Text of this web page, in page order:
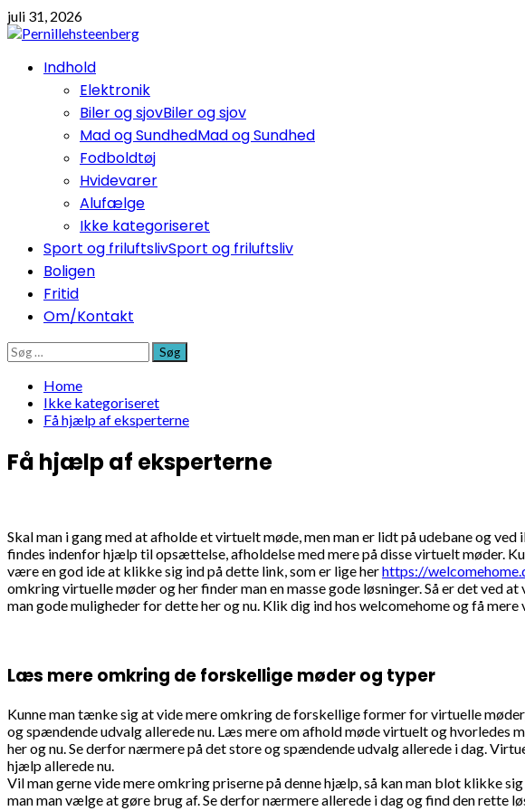
Skip
to
juli 31, 2026
PrimaryIndhold
Elektronik
Biler og sjovBiler og sjov
Mad og SundhedMad og Sundhed
Fodboldtøj
Hvidevarer
Alufælge
Ikke kategoriseret
Sport og friluftslivSport og friluftsliv
Boligen
Fritid
Om/Kontakt
Søg
efter:
Home
Ikke kategoriseret
Få hjælp af eksperterne
Få hjælp af eksperterne
Skal man i gang med at afholde et virtuelt møde, men man er lidt på udebane og
findes indenfor hjælp til opsættelse, afholdelse med mere på disse virtuelt møder.
være en god ide at klikke sig ind på dette link, som er lige herhttps://
omkring virtuelle møder og her finder man en masse gode løsninger. Så er det
man gode muligheder for dette her og nu. Klik dig ind hos welcomehome og få mere
Læs mere omkring de forskellige møder og typer
Kunne man tænke sig at vide mere omkring de forskellige former for virtuelle
og spændende udvalg allerede nu. Læs mere om afhold møde virtuelt og hvorledes
her og nu. Se derfor nærmere på det store og spændende udvalg allerede i dag.
hjælp allerede nu.
Vil man gerne vide mere omkring priserne på denne hjælp, så kan man blot klikke
man man vælge at gøre brug af. Se derfor nærmere allerede i dag og find den rette